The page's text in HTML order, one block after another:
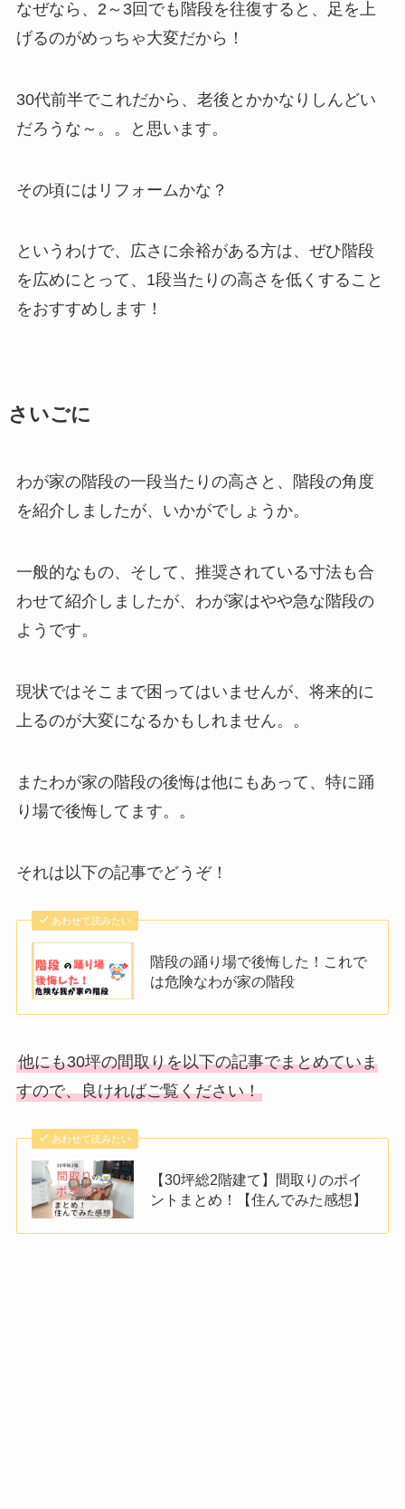
なぜなら、2～3回でも階段を往復すると、足を上
げるのがめっちゃ大変だから！
30代前半でこれだから、老後とかかなりしんどい
だろうな～。。と思います。
その頃にはリフォームかな？
というわけで、広さに余裕がある方は、ぜひ階段
を広めにとって、1段当たりの高さを低くすること
をおすすめします！
さいごに
わが家の階段の一段当たりの高さと、階段の角度
を紹介しましたが、いかがでしょうか。
一般的なもの、そして、推奨されている寸法も合
わせて紹介しましたが、わが家はやや急な階段の
ようです。
現状ではそこまで困ってはいませんが、将来的に
上るのが大変になるかもしれません。。
またわが家の階段の後悔は他にもあって、特に踊
り場で後悔してます。。
それは以下の記事でどうぞ！
あわせて読みたい
階段の踊り場で後悔した！これで
は危険なわが家の階段
他にも30坪の間取りを以下の記事でまとめていま
すので、良ければご覧ください！
あわせて読みたい
【30坪総2階建て】間取りのポイ
ントまとめ！【住んでみた感想】